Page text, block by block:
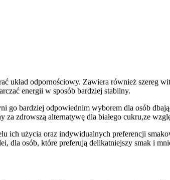
układ ​odpornościowy. Zawiera również szereg
energii w ⁣sposób bardziej stabilny.
go bardziej odpowiednim⁣ wyborem dla osób
zdrowszą alternatywę dla ‌białego cukru,ze
ich użycia oraz⁢ indywidualnych preferencji
dla osób, ​które preferują ‌delikatniejszy smak i